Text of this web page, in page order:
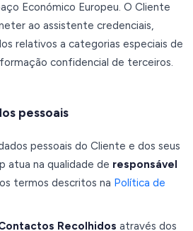
Económico Europeu. O Cliente
ao assistente credenciais,
relativos a categorias especiais de
confidencial de terceiros.
pessoais
pessoais do Cliente e dos seus
atua na qualidade de responsável
termos descritos na Política de
Recolhidos através dos